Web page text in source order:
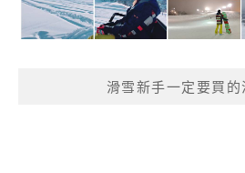
滑雪新手一定要買